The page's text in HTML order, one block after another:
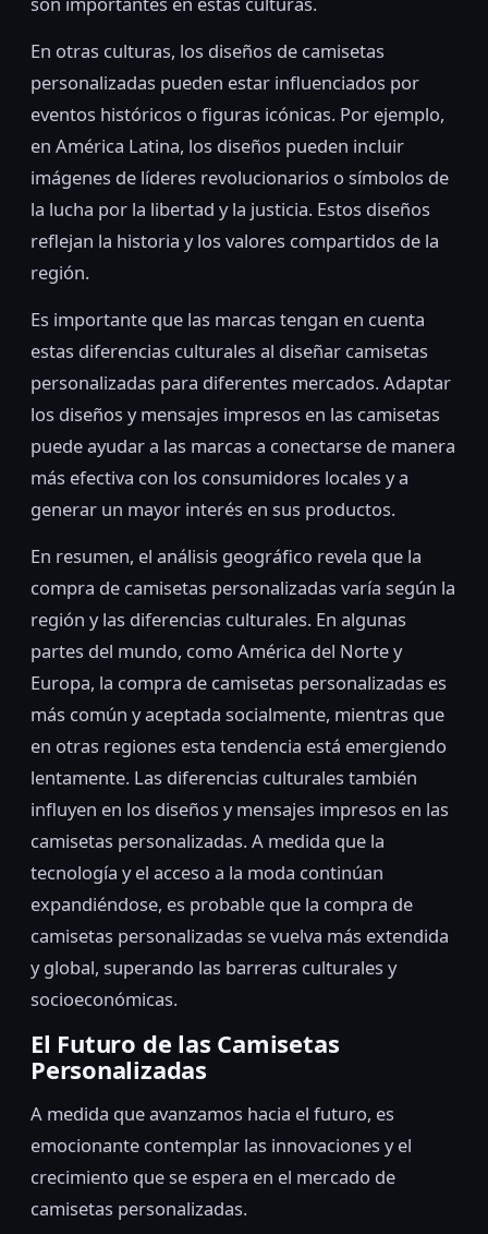
En otras culturas, los diseños de camisetas
personalizadas pueden estar influenciados por
eventos históricos o figuras icónicas. Por ejemplo,
en América Latina, los diseños pueden incluir
imágenes de líderes revolucionarios o símbolos de
la lucha por la libertad y la justicia. Estos diseños
reflejan la historia y los valores compartidos de la
región.
Es importante que las marcas tengan en cuenta
estas diferencias culturales al diseñar camisetas
personalizadas para diferentes mercados. Adaptar
los diseños y mensajes impresos en las camisetas
puede ayudar a las marcas a conectarse de manera
más efectiva con los consumidores locales y a
generar un mayor interés en sus productos.
En resumen, el análisis geográfico revela que la
compra de camisetas personalizadas varía según la
región y las diferencias culturales. En algunas
partes del mundo, como América del Norte y
Europa, la compra de camisetas personalizadas es
más común y aceptada socialmente, mientras que
en otras regiones esta tendencia está emergiendo
lentamente. Las diferencias culturales también
influyen en los diseños y mensajes impresos en las
camisetas personalizadas. A medida que la
tecnología y el acceso a la moda continúan
expandiéndose, es probable que la compra de
camisetas personalizadas se vuelva más extendida
y global, superando las barreras culturales y
socioeconómicas.
El Futuro de las Camisetas
Personalizadas
A medida que avanzamos hacia el futuro, es
emocionante contemplar las innovaciones y el
crecimiento que se espera en el mercado de
camisetas personalizadas.